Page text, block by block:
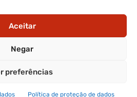
Aceitar
Negar
preferências
Política de proteção de dados
COMPRA
OS-MONTES
OS-MONTES